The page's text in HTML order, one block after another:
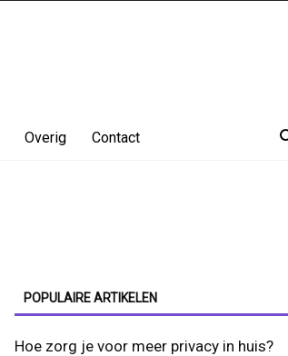
Overig Contact
POPULAIRE ARTIKELEN
Hoe zorg je voor meer privacy in huis?